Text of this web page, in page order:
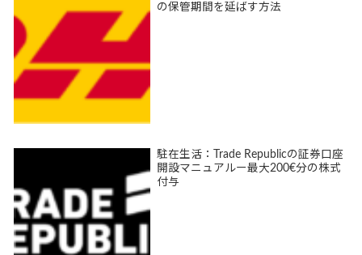
の保管期間を延ばす方法
駐在生活：Trade Republicの証券口座
開設マニュアルー最大200€分の株式
付与